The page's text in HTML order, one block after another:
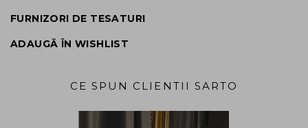
FURNIZORI DE TESATURI
ADAUGĂ ÎN WISHLIST
CE SPUN CLIENTII SARTO